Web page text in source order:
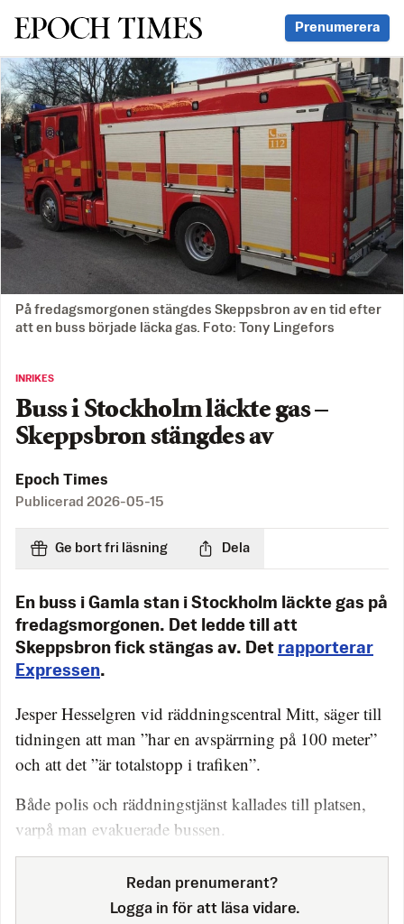
Svenska Epoch Times Prenumerera
På fredagsmorgonen stängdes Skeppsbron av en tid efter
att en buss började läcka gas. Foto: Tony Lingefors
INRIKES
Buss i Stockholm läckte gas –
Skeppsbron stängdes av
Epoch Times
Publicerad 2026-05-15
Ge bort fri läsning Dela
En buss i Gamla stan i Stockholm läckte gas på
fredagsmorgonen. Det ledde till att
Skeppsbron fick stängas av. Det rapporterar
Expressen.
Jesper Hesselgren vid räddningscentral Mitt, säger till
tidningen att man ”har en avspärrning på 100 meter”
och att det ”är totalstopp i trafiken”.
Både polis och räddningstjänst kallades till platsen,
varpå man evakuerade bussen.
Redan prenumerant?
Logga in för att läsa vidare.